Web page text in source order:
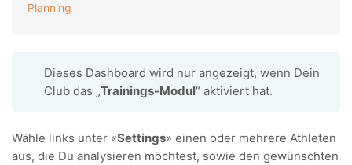
Planning
Dieses Dashboard wird nur angezeigt, wenn Dein
Club das „Trainings-Modul“ aktiviert hat.
Wähle links unter «Settings» einen oder mehrere Athleten
aus, die Du analysieren möchtest, sowie den gewünschten